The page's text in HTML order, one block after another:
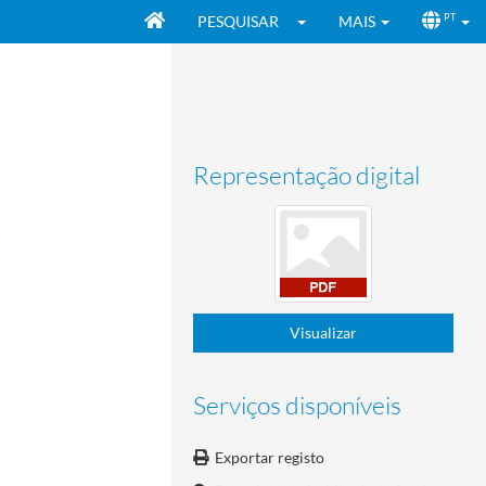
PESQUISAR MAIS PT
Representação digital
Visualizar
Serviços disponíveis
Exportar registo